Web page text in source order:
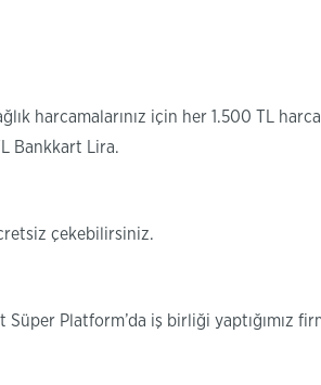
harcamalarınız için her 1.500 TL
Bankkart Lira.
çekebilirsiniz.
Platform’da iş birliği yaptığımız